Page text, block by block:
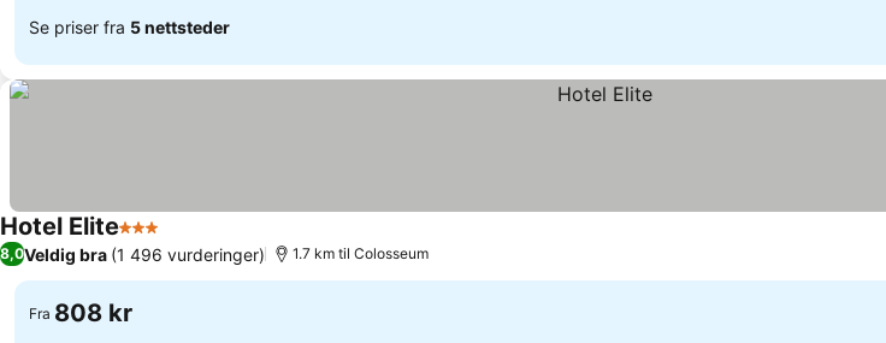
Se priser fra 5 nettsteder
Hotel Elite3 Stjerner
8,0Veldig bra (1 496 vurderinger) 1.7 km til Colosseum
Fra 808 kr